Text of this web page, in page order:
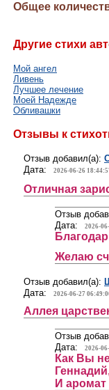
Общее
Другие стихи
Мой ангел
Ливень
Лучшее лечение
Моей Надежде
Обливашки
Отзывы к
Отзыв добавил(а):
Дата:
2026-06-26
Отличная
Отзыв
Дата:
2026-
Желаю
Отзыв добавил(а):
Дата:
2026-06-27
Аллея
Отзыв
Дата:
2026-
Как Вы
И